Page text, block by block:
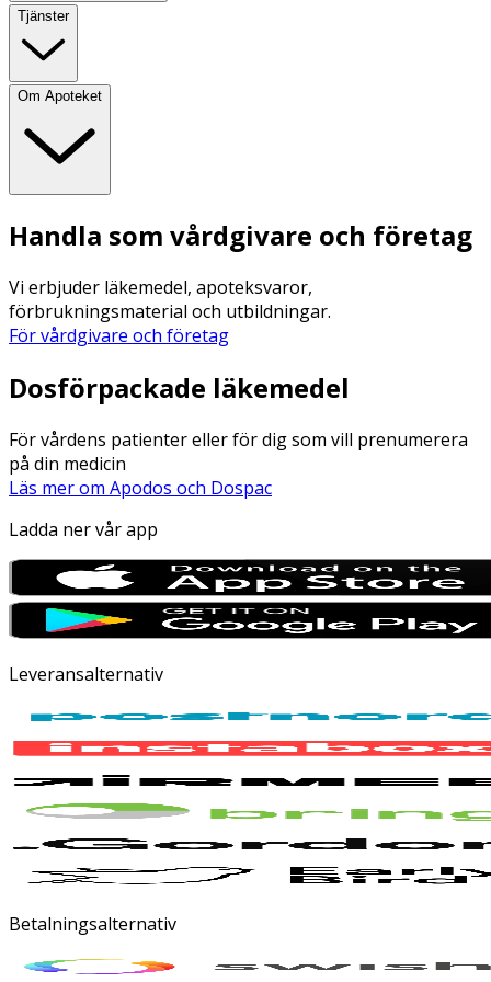
Tjänster
Om Apoteket
Handla som vårdgivare och företag
Vi erbjuder läkemedel, apoteksvaror,
förbrukningsmaterial och utbildningar.
För vårdgivare och företag
Dosförpackade läkemedel
För vårdens patienter eller för dig som vill prenumerera
på din medicin
Läs mer om Apodos och Dospac
Ladda ner vår app
Leveransalternativ
Betalningsalternativ